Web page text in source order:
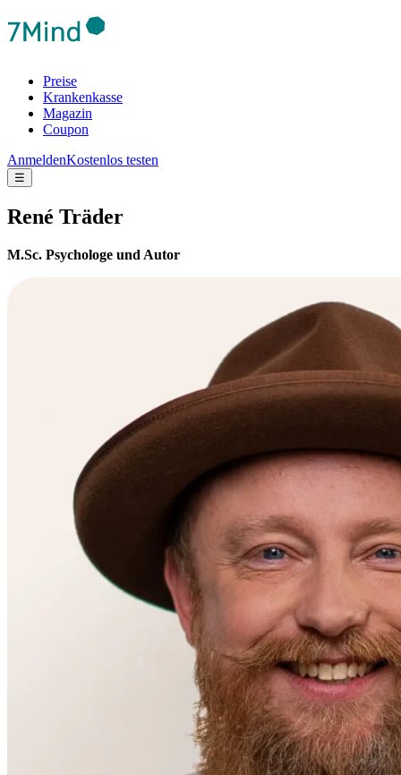
Preise
Krankenkasse
Magazin
Coupon
AnmeldenKostenlos testen
☰
René Träder
M.Sc. Psychologe und Autor